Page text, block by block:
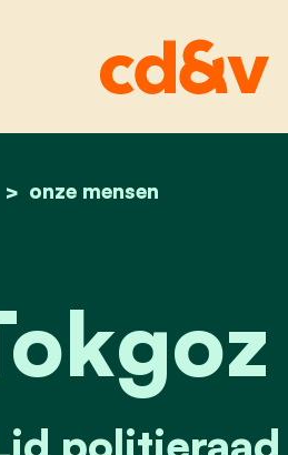
onze mensen
tokgoz
politieraad